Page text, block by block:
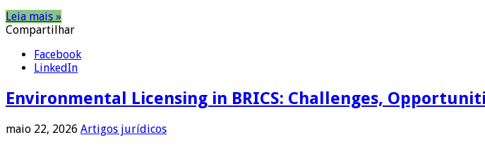
Leia mais »
Compartilhar
Facebook
LinkedIn
Environmental Licensing in BRICS: Challenges,
maio 22, 2026 Artigos jurídicos